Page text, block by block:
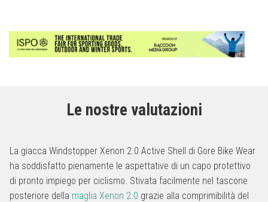
Le nostre valutazioni
La giacca Windstopper Xenon 2.0 Active Shell di Gore Bike Wear
ha soddisfatto pienamente le aspettative di un capo protettivo
di pronto impiego per ciclismo. Stivata facilmente nel tascone
posteriore della maglia Xenon 2.0 grazie alla comprimibilità del